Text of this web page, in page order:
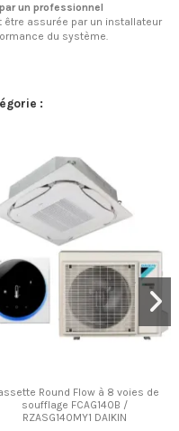
un professionnel
assurée par un installateur
du système.
:
Round Flow à 8 voies de
soufflage FCAG140B /
RZASG140MY1 DAIKIN